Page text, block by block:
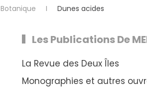
Botanique Dunes acides
Les Publications De
La Revue des Deux Îles
Monographies et autres